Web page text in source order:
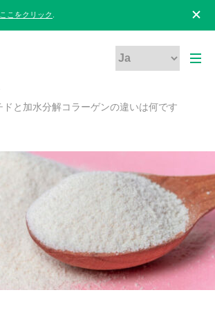
ここをクリック
ドと加水分解コラーゲンの違いは何です